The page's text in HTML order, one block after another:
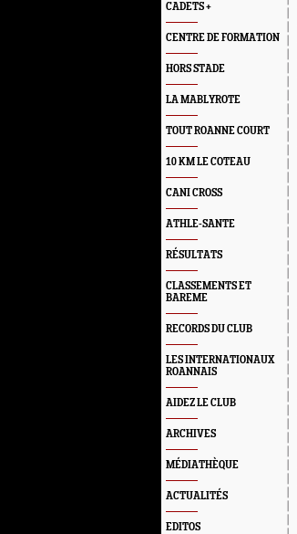
CADETS +
CENTRE DE FORMATION
HORS STADE
LA MABLYROTE
TOUT ROANNE COURT
10 KM LE COTEAU
CANI CROSS
ATHLE-SANTE
RÉSULTATS
CLASSEMENTS ET
BAREME
RECORDS DU CLUB
LES INTERNATIONAUX
ROANNAIS
AIDEZ LE CLUB
ARCHIVES
MÉDIATHÈQUE
ACTUALITÉS
EDITOS